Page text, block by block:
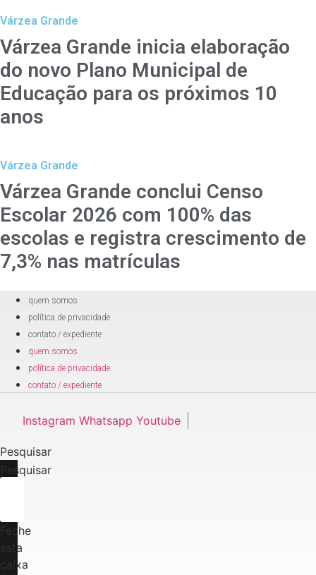
Várzea Grande
Várzea Grande inicia elaboração
do novo Plano Municipal de
Educação para os próximos 10
anos
Várzea Grande
Várzea Grande conclui Censo
Escolar 2026 com 100% das
escolas e registra crescimento de
7,3% nas matrículas
quem somos
política de privacidade
contato / expediente
quem somos
política de privacidade
contato / expediente
Instagram Whatsapp Youtube
Pesquisar
Pesquisar
Feche
esta
caixa